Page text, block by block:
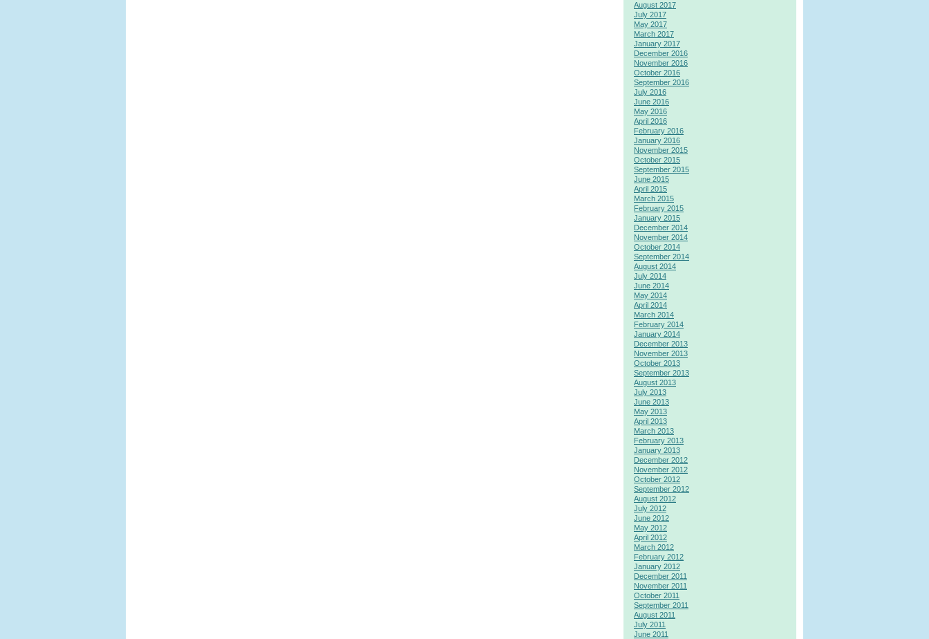
August 2017
July 2017
May 2017
March 2017
January 2017
December 2016
November 2016
October 2016
September 2016
July 2016
June 2016
May 2016
April 2016
February 2016
January 2016
November 2015
October 2015
September 2015
June 2015
April 2015
March 2015
February 2015
January 2015
December 2014
November 2014
October 2014
September 2014
August 2014
July 2014
June 2014
May 2014
April 2014
March 2014
February 2014
January 2014
December 2013
November 2013
October 2013
September 2013
August 2013
July 2013
June 2013
May 2013
April 2013
March 2013
February 2013
January 2013
December 2012
November 2012
October 2012
September 2012
August 2012
July 2012
June 2012
May 2012
April 2012
March 2012
February 2012
January 2012
December 2011
November 2011
October 2011
September 2011
August 2011
July 2011
June 2011